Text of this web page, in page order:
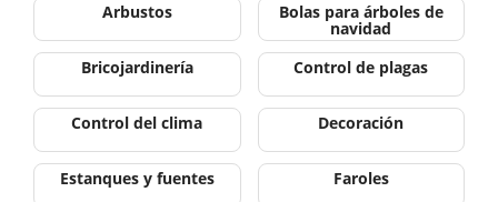
Arbustos Bolas para árboles de
navidad
Bricojardinería
Control de plagas
Control del clima Decoración
Estanques y fuentes Faroles